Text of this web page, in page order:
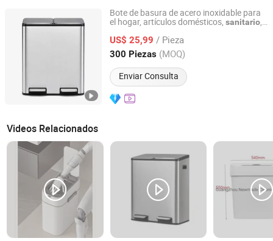
Bote de basura de acero inoxidable para
el hogar, artículos domésticos, sanitario,
US$ 25,99 / Pieza
300 Piezas (MOQ)
Enviar Consulta
We House Hardware Product Co. Ltd
Desde 2022
Videos Relacionados